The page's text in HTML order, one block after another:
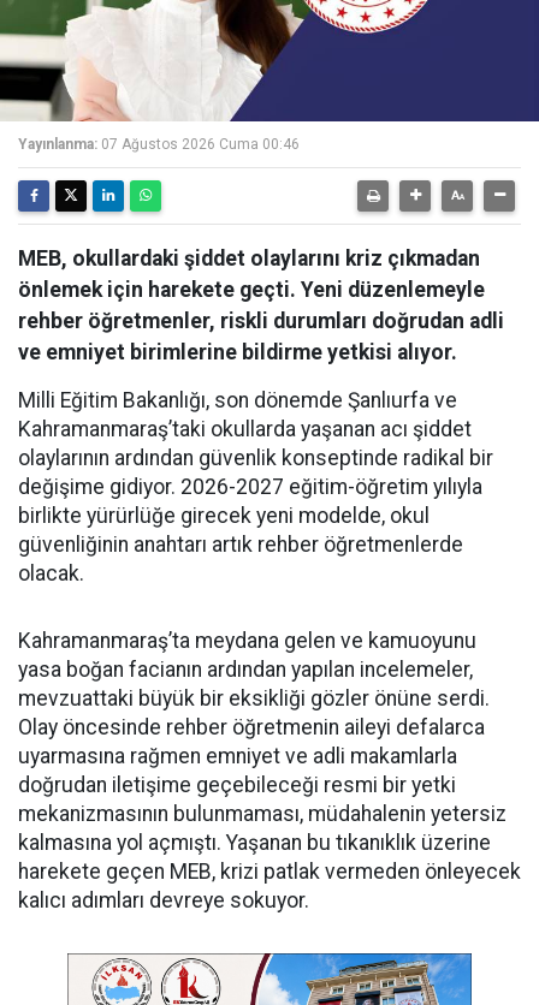
Yayınlanma: 07 Ağustos 2026 Cuma 00:46
MEB, okullardaki şiddet olaylarını kriz çıkmadan
önlemek için harekete geçti. Yeni düzenlemeyle
rehber öğretmenler, riskli durumları doğrudan adli
ve emniyet birimlerine bildirme yetkisi alıyor.
Milli Eğitim Bakanlığı, son dönemde Şanlıurfa ve
Kahramanmaraş’taki okullarda yaşanan acı şiddet
olaylarının ardından güvenlik konseptinde radikal bir
değişime gidiyor. 2026-2027 eğitim-öğretim yılıyla
birlikte yürürlüğe girecek yeni modelde, okul
güvenliğinin anahtarı artık rehber öğretmenlerde
olacak.
Kahramanmaraş’ta meydana gelen ve kamuoyunu
yasa boğan facianın ardından yapılan incelemeler,
mevzuattaki büyük bir eksikliği gözler önüne serdi.
Olay öncesinde rehber öğretmenin aileyi defalarca
uyarmasına rağmen emniyet ve adli makamlarla
doğrudan iletişime geçebileceği resmi bir yetki
mekanizmasının bulunmaması, müdahalenin yetersiz
kalmasına yol açmıştı. Yaşanan bu tıkanıklık üzerine
harekete geçen MEB, krizi patlak vermeden önleyecek
kalıcı adımları devreye sokuyor.